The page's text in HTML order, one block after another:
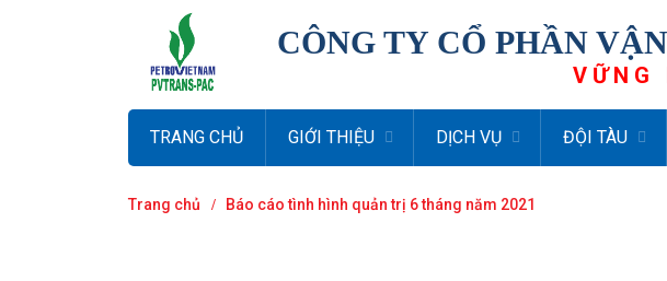
CÔNG TY CỔ PHẦN
VỮNG
TRANG CHỦ GIỚI THIỆU DỊCH VỤ ĐỘI TÀU
Trang chủ Báo cáo tình hình quản trị 6 tháng năm 2021